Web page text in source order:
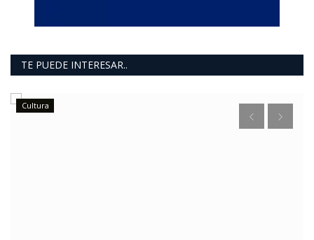
TE PUEDE INTERESAR..
Cultura